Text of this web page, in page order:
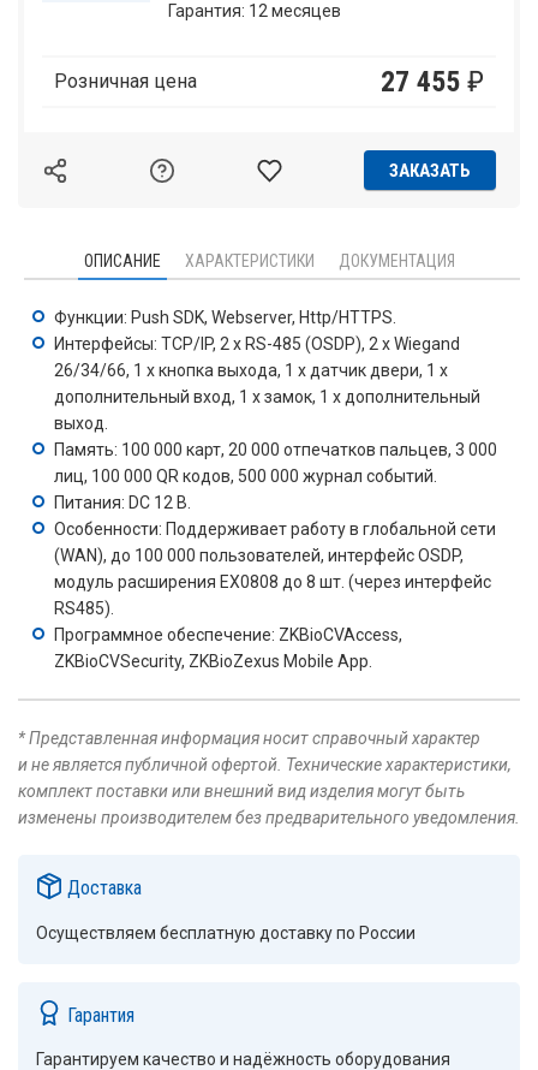
Гарантия: 12 месяцев
Розничная цена 27 455 ₽
ЗАКАЗАТЬ
ОПИСАНИЕ ХАРАКТЕРИСТИКИ ДОКУМЕНТАЦИЯ
Функции: Push SDK, Webserver, Http/HTTPS.
Интерфейсы: TCP/IP, 2 x RS-485 (OSDP), 2 x Wiegand
26/34/66, 1 x кнопка выхода, 1 x датчик двери, 1 x
дополнительный вход, 1 x замок, 1 x дополнительный
выход.
Память: 100 000 карт, 20 000 отпечатков пальцев, 3 000
лиц, 100 000 QR кодов, 500 000 журнал событий.
Питания: DC 12 В.
Особенности: Поддерживает работу в глобальной сети
(WAN), до 100 000 пользователей, интерфейс OSDP,
модуль расширения EX0808 до 8 шт. (через интерфейс
RS485).
Программное обеспечение: ZKBioCVAccess,
ZKBioCVSecurity, ZKBioZexus Mobile App.
* Представленная информация носит справочный характер
и не является публичной офертой. Технические характеристики,
комплект поставки или внешний вид изделия могут быть
изменены производителем без предварительного уведомления.
Доставка
Осуществляем бесплатную доставку по России
Гарантия
Гарантируем качество и надёжность оборудования